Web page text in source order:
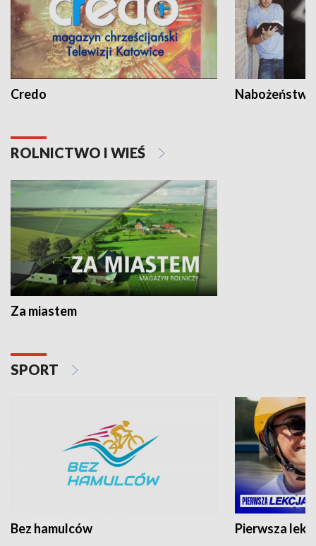
Credo
ROLNICTWO I WIEŚ
Za miastem
SPORT
Bez hamulców Pierwsza